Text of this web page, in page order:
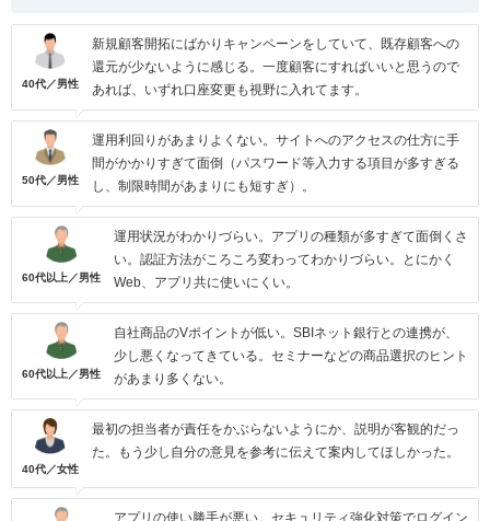
40代／男性
新規顧客開拓にばかりキャンペーンをしていて、既存顧客への
還元が少ないように感じる。一度顧客にすればいいと思うので
あれば、いずれ口座変更も視野に入れてます。
50代／男性
運用利回りがあまりよくない。サイトへのアクセスの仕方に手
間がかかりすぎて面倒（パスワード等入力する項目が多すぎる
し、制限時間があまりにも短すぎ）。
60代以上／男性
運用状況がわかりづらい。アプリの種類が多すぎて面倒くさ
い。認証方法がころころ変わってわかりづらい。とにかく
Web、アプリ共に使いにくい。
60代以上／男性
自社商品のVポイントが低い。SBIネット銀行との連携が、
少し悪くなってきている。セミナーなどの商品選択のヒント
があまり多くない。
40代／女性
最初の担当者が責任をかぶらないようにか、説明が客観的だっ
た。もう少し自分の意見を参考に伝えて案内してほしかった。
アプリの使い勝手が悪い。セキュリティ強化対策でログイン